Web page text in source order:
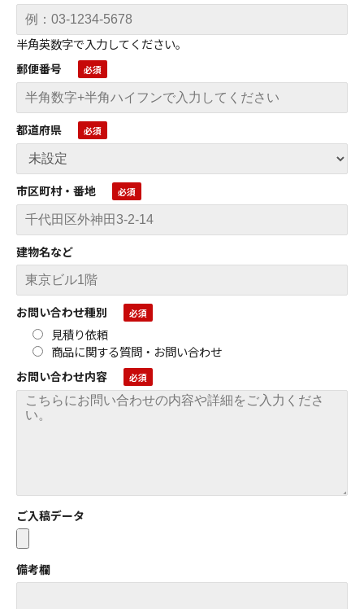
半角英数字で入力してください。
郵便番号
都道府県
市区町村・番地
建物名など
お問い合わせ種別
見積り依頼
商品に関する質問・お問い合わせ
お問い合わせ内容
ご入稿データ
備考欄